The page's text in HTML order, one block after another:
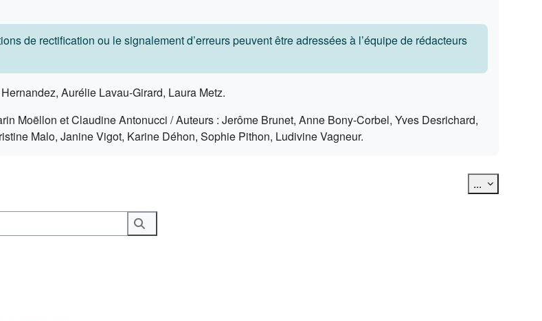
de rectification ou le signalement d’erreurs peuvent être adressées à l’équipe de rédacteurs
Aurélie Lavau-Girard, Laura Metz.
Moëllon et Claudine Antonucci / Auteurs : Jerôme Brunet, Anne Bony-Corbel, Yves Desrichard,
Malo, Janine Vigot, Karine Déhon, Sophie Pithon, Ludivine Vagneur.
... Exporter
Rechercher